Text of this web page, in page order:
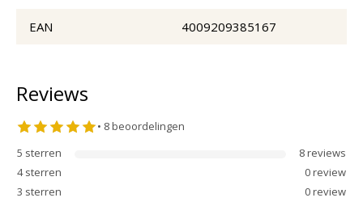
EAN 4009209385167
Reviews
• 8beoordelingen
5 sterren 8reviews
4 sterren 0review
3 sterren 0review